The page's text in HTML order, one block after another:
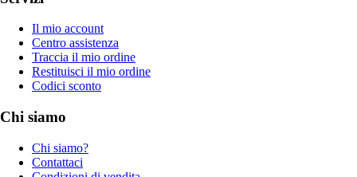
Il mio account
Centro assistenza
Traccia il mio ordine
Restituisci il mio ordine
Codici sconto
Chi siamo
Chi siamo?
Contattaci